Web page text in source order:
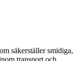
säkerställer smidiga,
transport och